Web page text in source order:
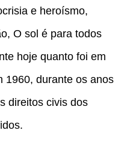
e heroísmo,
O sol é para todos
hoje quanto foi em
1960, durante os anos
direitos civis dos